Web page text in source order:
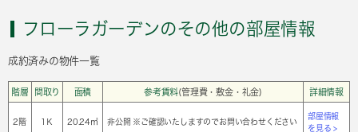
フローラガーデンのその他の部屋情報
成約済みの物件一覧
階層 間取り 面積 参考賃料(管理費・敷金・礼金) 詳細情報
2階 1Ｋ 20.24㎡ 非公開 ※ご確認いたしますのでお問い合わせください
部屋情報
を見る >